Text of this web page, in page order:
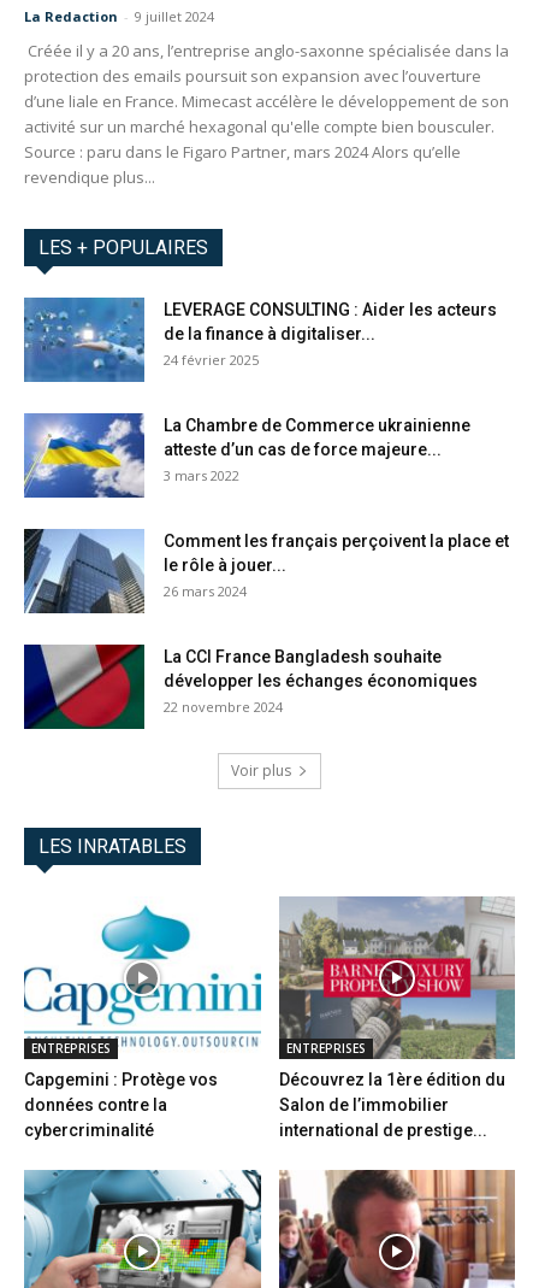
La Redaction - 9 juillet 2024
Créée il y a 20 ans, l’entreprise anglo-saxonne spécialisée dans la
protection des emails poursuit son expansion avec l’ouverture
d’une liale en France. Mimecast accélère le développement de son
activité sur un marché hexagonal qu'elle compte bien bousculer.
Source : paru dans le Figaro Partner, mars 2024 Alors qu’elle
revendique plus...
LES + POPULAIRES
LEVERAGE CONSULTING : Aider les acteurs
de la finance à digitaliser...
24 février 2025
La Chambre de Commerce ukrainienne
atteste d’un cas de force majeure...
3 mars 2022
Comment les français perçoivent la place et
le rôle à jouer...
26 mars 2024
La CCI France Bangladesh souhaite
développer les échanges économiques
22 novembre 2024
Voir plus
LES INRATABLES
ENTREPRISES
Capgemini : Protège vos
données contre la
cybercriminalité
ENTREPRISES
Découvrez la 1ère édition du
Salon de l’immobilier
international de prestige...